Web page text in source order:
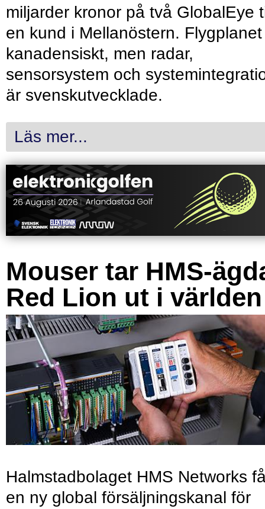
miljarder kronor på två GlobalEye
en kund i Mellanöstern.
kanadensiskt, men radar,
sensorsystem och
är svenskutvecklade.
Läs mer...
Mouser tar HMS-
Red Lion ut i världen
Halmstadbolaget HMS Networks
en ny global försäljningskanal för